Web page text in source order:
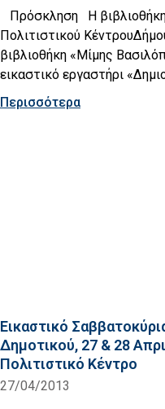
Πρόσκληση Η
Πολιτιστικού
βιβλιοθήκη «Μίμης
εικαστικό εργαστήρι
Περισσότερα
Εικαστικό
Δημοτικού, 27 & 28
Πολιτιστικό Κέντρο
27/04/2013